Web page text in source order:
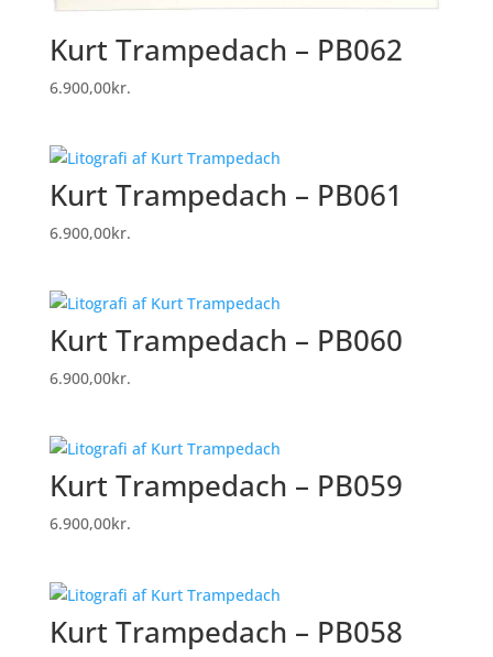
Kurt Trampedach – PB062
6.900,00kr.
Kurt Trampedach – PB061
6.900,00kr.
Kurt Trampedach – PB060
6.900,00kr.
Kurt Trampedach – PB059
6.900,00kr.
Kurt Trampedach – PB058